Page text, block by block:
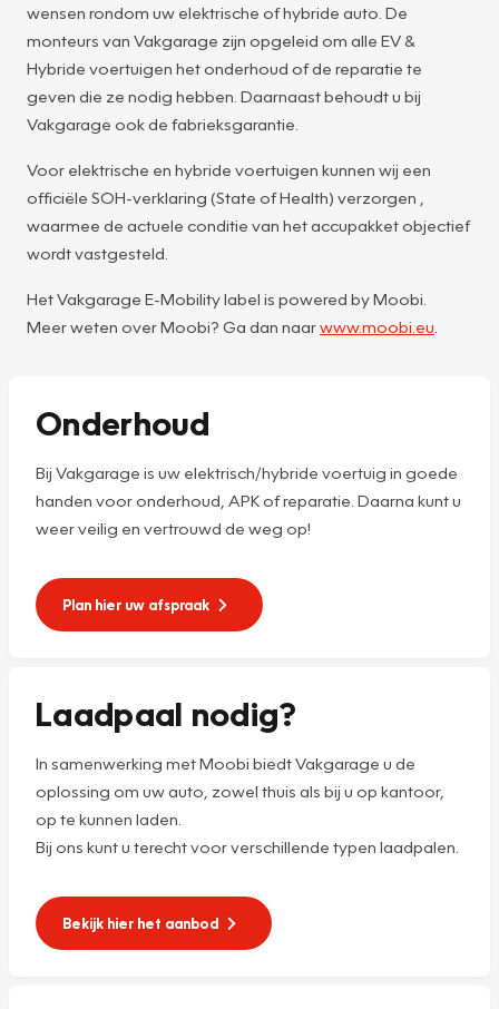
wensen rondom uw elektrische of hybride auto. De
monteurs van Vakgarage zijn opgeleid om alle EV &
Hybride voertuigen het onderhoud of de reparatie te
geven die ze nodig hebben. Daarnaast behoudt u bij
Vakgarage ook de fabrieksgarantie.
Voor elektrische en hybride voertuigen kunnen wij een
officiële SOH-verklaring (State of Health) verzorgen ,
waarmee de actuele conditie van het accupakket objectief
wordt vastgesteld.
Het Vakgarage E-Mobility label is powered by Moobi.
Meer weten over Moobi? Ga dan naarwww.moobi.eu
Onderhoud
Bij Vakgarage is uw elektrisch/hybride voertuig in goede
handen voor onderhoud, APK of reparatie. Daarna kunt u
weer veilig en vertrouwd de weg op!
Plan hier uw afspraak
Laadpaal nodig?
In samenwerking met Moobi biedt Vakgarage u de
oplossing om uw auto, zowel thuis als bij u op kantoor,
op te kunnen laden.
Bij ons kunt u terecht voor verschillende typen laadpalen.
Bekijk hier het aanbod